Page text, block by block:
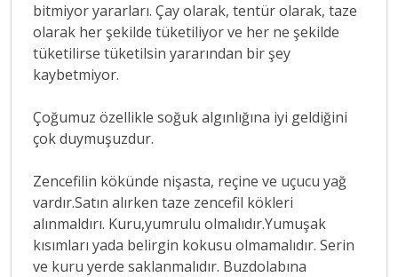
bitmiyor yararları. Çay olarak, tentür olarak, taze
olarak her şekilde tüketiliyor ve her ne şekilde
tüketilirse tüketilsin yararından bir şey
kaybetmiyor.
Çoğumuz özellikle soğuk algınlığına iyi geldiğini
çok duymuşuzdur.
Zencefilin kökünde nişasta, reçine ve uçucu yağ
vardır.Satın alırken taze zencefil kökleri
alınmaldırı. Kuru,yumrulu olmalıdır.Yumuşak
kısımları yada belirgin kokusu olmamalıdır. Serin
ve kuru yerde saklanmalıdır. Buzdolabına